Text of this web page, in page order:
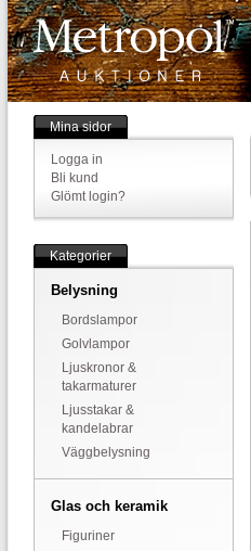
Mina sidor
Logga in
Bli kund
Glömt login?
Kategorier
Belysning
Bordslampor
Golvlampor
Ljuskronor &
takarmaturer
Ljusstakar &
kandelabrar
Väggbelysning
Glas och keramik
Figuriner